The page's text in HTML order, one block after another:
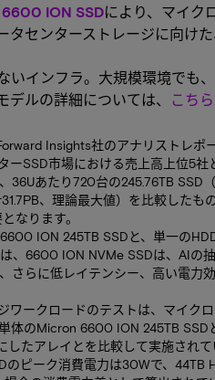
ION SSDにより、マイク
タセンターストレージに向け
いインフラ。大規模環境でも
ルの詳細については、
こち
Insights社のアナリストレ
ーSSD市場における売上高上位5社
36Uあたり720台の245.76TB SSD
、理論最大値）を比較した
なります。
ION 245TB SSDと、単一の
、6600 ION NVMe SSDは、AIの
さらに低レイテンシー、高い電力
ワークロードのテストは、マイク
体のMicron 6600 ION 245TB SSD
たアレイとを比較して実施されて
ピーク消費電力は30Wで、44TB